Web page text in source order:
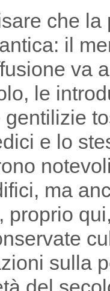
che la
il
va
le
e lo
ma
proprio
sulla